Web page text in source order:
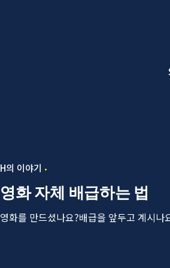
H의 이야기
영화 자체 배급하는 법
영화를 만드셨나요?배급을 앞두고 계시